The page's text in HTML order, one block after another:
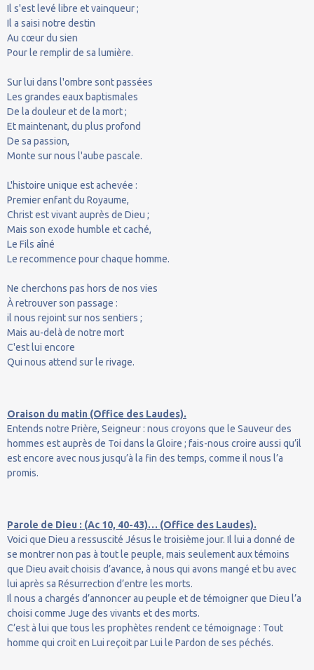
Il s'est levé libre et vainqueur ;
Il a saisi notre destin
Au cœur du sien
Pour le remplir de sa lumière.
Sur lui dans l'ombre sont passées
Les grandes eaux baptismales
De la douleur et de la mort ;
Et maintenant, du plus profond
De sa passion,
Monte sur nous l'aube pascale.
L'histoire unique est achevée :
Premier enfant du Royaume,
Christ est vivant auprès de Dieu ;
Mais son exode humble et caché,
Le Fils aîné
Le recommence pour chaque homme.
Ne cherchons pas hors de nos vies
À retrouver son passage :
il nous rejoint sur nos sentiers ;
Mais au-delà de notre mort
C'est lui encore
Qui nous attend sur le rivage.
Oraison du matin (Office des Laudes).
Entends notre Prière, Seigneur : nous croyons que le Sauveur des
hommes est auprès de Toi dans la Gloire ; fais-nous croire aussi qu’il
est encore avec nous jusqu’à la fin des temps, comme il nous l’a
promis.
Parole de Dieu : (Ac 10, 40-43)… (Office des Laudes).
Voici que Dieu a ressuscité Jésus le troisième jour. Il lui a donné de
se montrer non pas à tout le peuple, mais seulement aux témoins
que Dieu avait choisis d’avance, à nous qui avons mangé et bu avec
lui après sa Résurrection d’entre les morts.
Il nous a chargés d’annoncer au peuple et de témoigner que Dieu l’a
choisi comme Juge des vivants et des morts.
C’est à lui que tous les prophètes rendent ce témoignage : Tout
homme qui croit en Lui reçoit par Lui le Pardon de ses péchés.